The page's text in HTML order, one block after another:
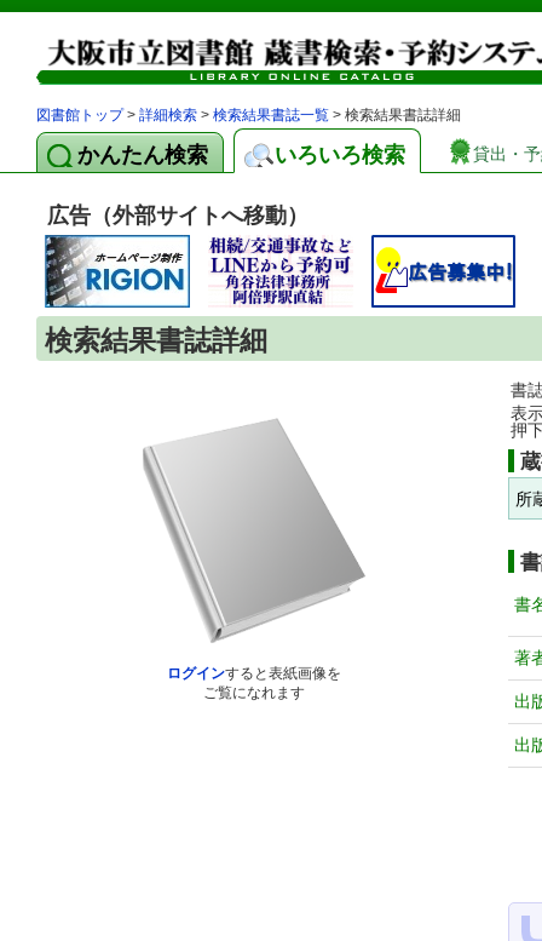
図書館トップ> 詳細検索 > 検索結果書誌一覧 > 検索結果書誌詳細
かんたん検索 いろいろ検索 貸出・
広告（外部サイトへ移動）
検索結果書誌詳細
ログインすると表紙画像を
ご覧になれます
書
表
押
所
書
著
出
出